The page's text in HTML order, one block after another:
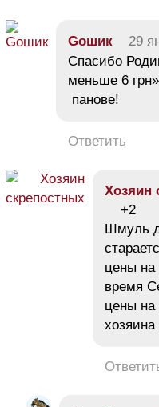
Goшик 29
Спасибо
меньше 6
панове!
Ответить
Хозяин
+2
Шмуль
цены на
время
цены на